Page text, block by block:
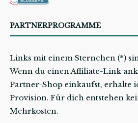
PARTNERPROGRAMME
Links mit einem Sternchen (*)
Wenn du einen Affiliate-Link
Partner-Shop einkaufst, erhalte
Provision. Für dich entstehen
Mehrkosten.